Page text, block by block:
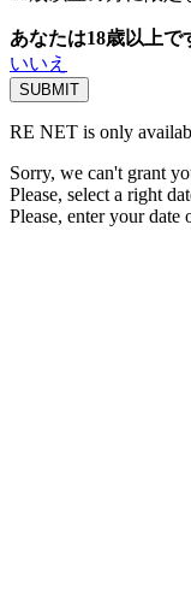
あなたは18歳以上で
いいえ
RE NET is only
Sorry, we can't grant
Please, select a right
Please, enter your